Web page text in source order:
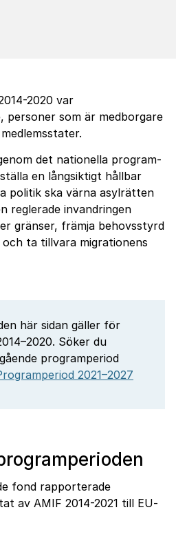
2020 var
personer som är medborgare
det nationella program­
en långsiktigt hållbar
politik ska värna asylrätten
reglerade invandringen
gränser, främja behovsstyrd
ta tillvara migrationens
här sidan gäller för
Söker du
programperiod
2021–2027
fond rapporterade
av AMIF 2014-2021 till EU-